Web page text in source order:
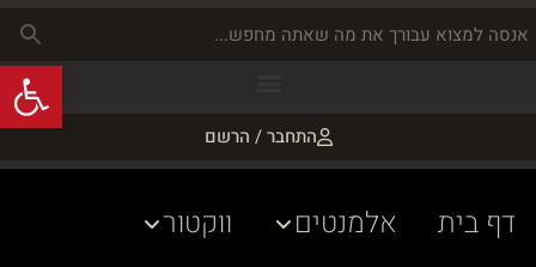
התחבר / הרשם
דף בית אלמנטים
ווקטור